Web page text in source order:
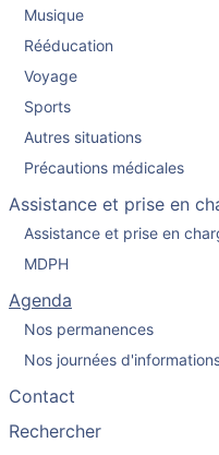
Musique
Rééducation
Voyage
Sports
Autres situations
Précautions médicales
Assistance et prise en
Assistance et prise en
MDPH
Agenda
Nos permanences
Nos journées
Contact
Rechercher